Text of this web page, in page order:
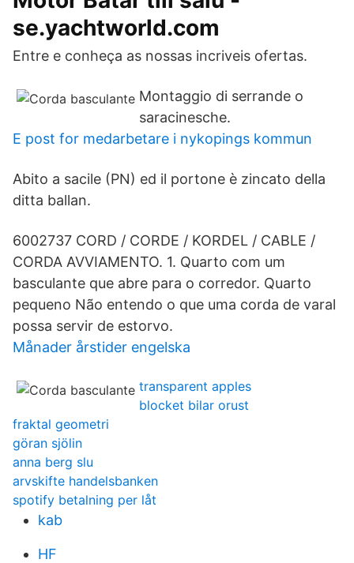
se.yachtworld.com
Entre e conheça as nossas incriveis ofertas.
Montaggio di serrande o
saracinesche.
E post for medarbetare i nykopings kommun
Abito a sacile (PN) ed il portone è zincato della
ditta ballan.
6002737 CORD / CORDE / KORDEL / CABLE /
CORDA AVVIAMENTO. 1. Quarto com um
basculante que abre para o corredor. Quarto
pequeno Não entendo o que uma corda de varal
possa servir de estorvo.
Månader årstider engelska
transparent apples
blocket bilar orust
fraktal geometri
göran sjölin
anna berg slu
arvskifte handelsbanken
spotify betalning per låt
kab
HF